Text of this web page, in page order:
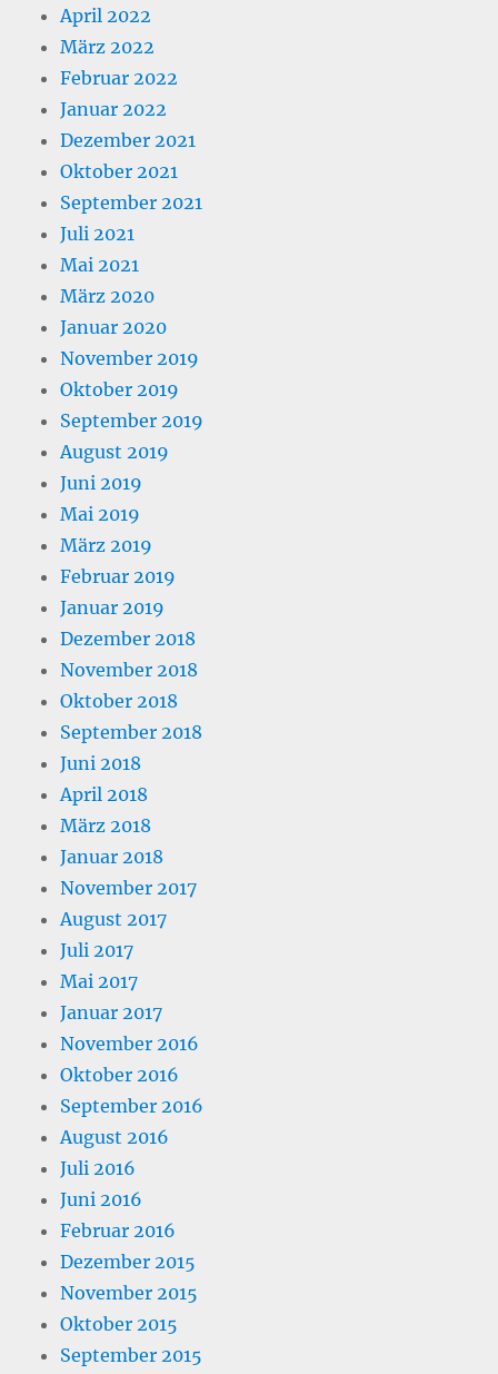
April 2022
März 2022
Februar 2022
Januar 2022
Dezember 2021
Oktober 2021
September 2021
Juli 2021
Mai 2021
März 2020
Januar 2020
November 2019
Oktober 2019
September 2019
August 2019
Juni 2019
Mai 2019
März 2019
Februar 2019
Januar 2019
Dezember 2018
November 2018
Oktober 2018
September 2018
Juni 2018
April 2018
März 2018
Januar 2018
November 2017
August 2017
Juli 2017
Mai 2017
Januar 2017
November 2016
Oktober 2016
September 2016
August 2016
Juli 2016
Juni 2016
Februar 2016
Dezember 2015
November 2015
Oktober 2015
September 2015